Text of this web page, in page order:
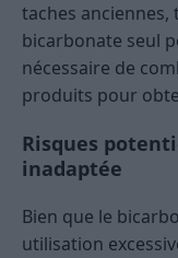
taches anciennes,
bicarbonate seul
nécessaire de
produits pour
Risques
inadaptée
Bien que le
utilisation